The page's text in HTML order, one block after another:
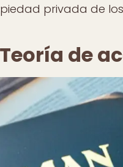
privada de
Teoría de